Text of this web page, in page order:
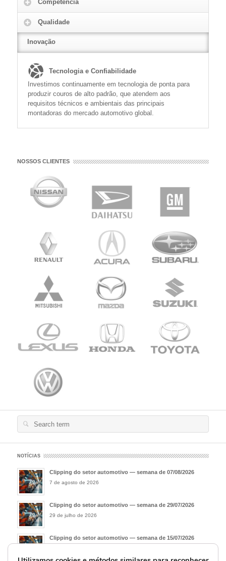
READ MORE
Competência
Qualidade
Inovação
Tecnologia e Confiabilidade
Investimos continuamente em tecnologia de ponta para
produzir couros de alto padrão, que atendem aos
requisitos técnicos e ambientais das principais
montadoras do mercado automotivo global.
NOSSOS CLIENTES
Search
NOTÍCIAS
Clipping do setor automotivo — semana de 07/08/2026
7 de agosto de 2026
Clipping do setor automotivo — semana de 29/07/2026
29 de julho de 2026
Clipping do setor automotivo — semana de 15/07/2026